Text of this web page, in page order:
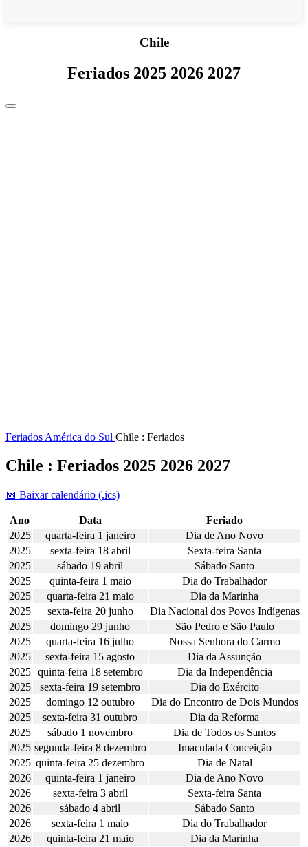
Chile
Feriados 2025 2026 2027
Feriados América do Sul Chile : Feriados
Chile : Feriados 2025 2026 2027
📅 Baixar calendário (.ics)
Ano Data
Feriado
2025
quarta-feira 1 janeiro
Dia de Ano Novo
2025
sexta-feira 18 abril
Sexta-feira Santa
2025
sábado 19 abril
Sábado Santo
2025
quinta-feira 1 maio
Dia do Trabalhador
2025
quarta-feira 21 maio
Dia da Marinha
2025
sexta-feira 20 junho
Dia Nacional dos Povos Indígenas
2025
domingo 29 junho
São Pedro e São Paulo
2025
quarta-feira 16 julho
Nossa Senhora do Carmo
2025
sexta-feira 15 agosto
Dia da Assunção
2025
quinta-feira 18 setembro
Dia da Independência
2025
sexta-feira 19 setembro
Dia do Exército
2025
domingo 12 outubro
Dia do Encontro de Dois Mundos
2025
sexta-feira 31 outubro
Dia da Reforma
2025
sábado 1 novembro
Dia de Todos os Santos
2025 segunda-feira 8 dezembro
Imaculada Conceição
2025 quinta-feira 25 dezembro
Dia de Natal
2026
quinta-feira 1 janeiro
Dia de Ano Novo
2026
sexta-feira 3 abril
Sexta-feira Santa
2026
sábado 4 abril
Sábado Santo
2026
sexta-feira 1 maio
Dia do Trabalhador
2026
quinta-feira 21 maio
Dia da Marinha